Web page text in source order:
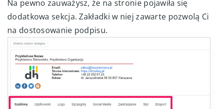
Na pewno zauważysz, że na stronie pojawiła się
dodatkowa sekcja. Zakładki w niej zawarte pozwolą Ci
na dostosowanie podpisu.